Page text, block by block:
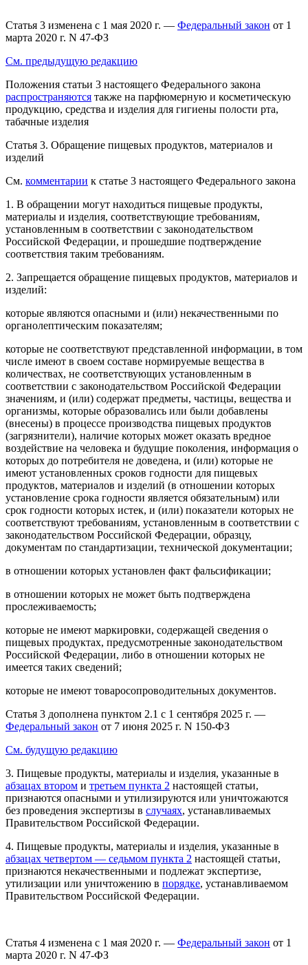
Статья 3 изменена с 1 мая 2020 г. — Федеральный закон от 1
марта 2020 г. N 47-ФЗ
См. предыдущую редакцию
Положения статьи 3 настоящего Федерального закона
распространяются также на парфюмерную и косметическую
продукцию, средства и изделия для гигиены полости рта,
табачные изделия
Статья 3. Обращение пищевых продуктов, материалов и
изделий
См. комментарии к статье 3 настоящего Федерального закона
1. В обращении могут находиться пищевые продукты,
материалы и изделия, соответствующие требованиям,
установленным в соответствии с законодательством
Российской Федерации, и прошедшие подтверждение
соответствия таким требованиям.
2. Запрещается обращение пищевых продуктов, материалов и
изделий:
которые являются опасными и (или) некачественными по
органолептическим показателям;
которые не соответствуют представленной информации, в том
числе имеют в своем составе нормируемые вещества в
количествах, не соответствующих установленным в
соответствии с законодательством Российской Федерации
значениям, и (или) содержат предметы, частицы, вещества и
организмы, которые образовались или были добавлены
(внесены) в процессе производства пищевых продуктов
(загрязнители), наличие которых может оказать вредное
воздействие на человека и будущие поколения, информация о
которых до потребителя не доведена, и (или) которые не
имеют установленных сроков годности для пищевых
продуктов, материалов и изделий (в отношении которых
установление срока годности является обязательным) или
срок годности которых истек, и (или) показатели которых не
соответствуют требованиям, установленным в соответствии с
законодательством Российской Федерации, образцу,
документам по стандартизации, технической документации;
в отношении которых установлен факт фальсификации;
в отношении которых не может быть подтверждена
прослеживаемость;
которые не имеют маркировки, содержащей сведения о
пищевых продуктах, предусмотренные законодательством
Российской Федерации, либо в отношении которых не
имеется таких сведений;
которые не имеют товаросопроводительных документов.
Статья 3 дополнена пунктом 2.1 с 1 сентября 2025 г. —
Федеральный закон от 7 июня 2025 г. N 150-ФЗ
См. будущую редакцию
3. Пищевые продукты, материалы и изделия, указанные в
абзацах втором и третьем пункта 2 настоящей статьи,
признаются опасными и утилизируются или уничтожаются
без проведения экспертизы в случаях, устанавливаемых
Правительством Российской Федерации.
4. Пищевые продукты, материалы и изделия, указанные в
абзацах четвертом — седьмом пункта 2 настоящей статьи,
признаются некачественными и подлежат экспертизе,
утилизации или уничтожению в порядке, устанавливаемом
Правительством Российской Федерации.
Статья 4 изменена с 1 мая 2020 г. — Федеральный закон от 1
марта 2020 г. N 47-ФЗ